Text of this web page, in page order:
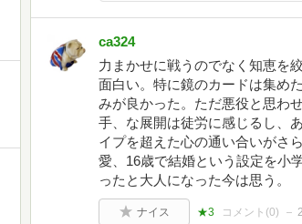
ca324
力まかせに戦うのでなく知恵を
面白い。特に鏡のカードは集め
みが良かった。ただ悪役と思わ
手、な展開は徒労に感じるし、
イプを超えた心の通い合いがさ
愛、16歳で結婚という設定を小
ったと大人になった今は思う。
ナイス ★3 コメント(0)